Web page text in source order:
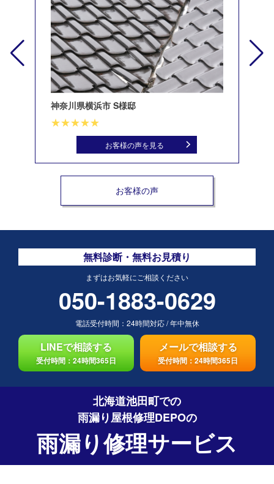
神奈川県横浜市 S様邸
お客様の声を見る
お客様の声
無料診断・無料お見積り
まずはお気軽にご相談ください
050-1883-0629
電話受付時間： 24時間対応/年中無休
LINEで相談する
受付時間：24時間365日
メールで相談する
受付時間：24時間365日
北海道池田町での
雨漏り屋根修理DEPOの
雨漏り修理サービス